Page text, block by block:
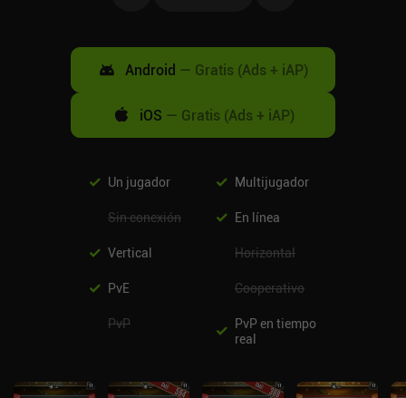
Android — Gratis (Ads + iAP)
iOS — Gratis (Ads + iAP)
Un jugador Multijugador
Sin conexión En línea
Vertical Horizontal
PvE Cooperativo
PvP
PvP en tiempo
real